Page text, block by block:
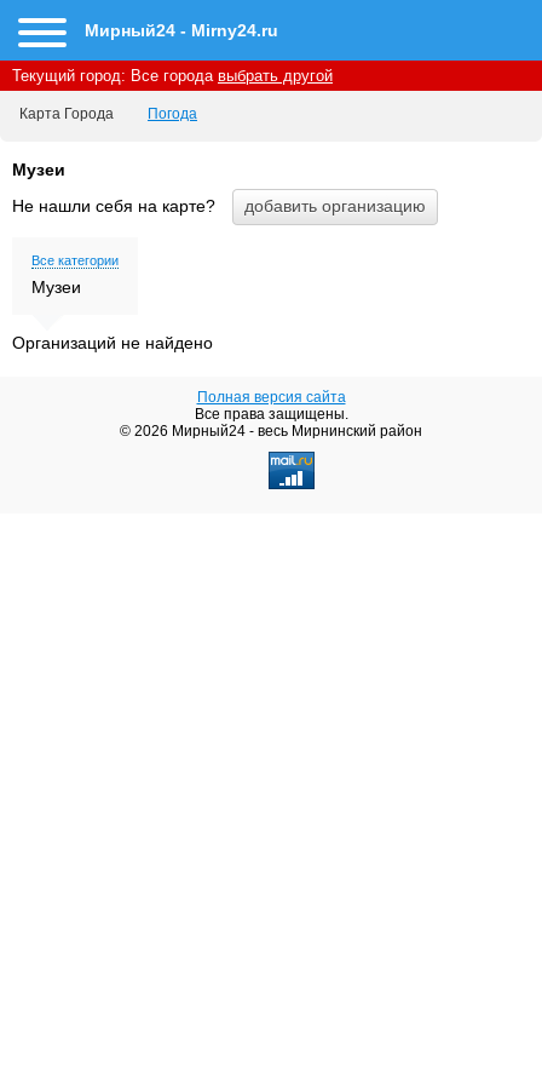
Мирный24 - Mirny24.ru
Текущий город: Все города выбрать другой
Карта Города Погода
Музеи
Не нашли себя на карте?
Все категории
Музеи
Организаций не найдено
Полная версия сайта
Все права защищены.
© 2026 Мирный24 - весь Мирнинский район